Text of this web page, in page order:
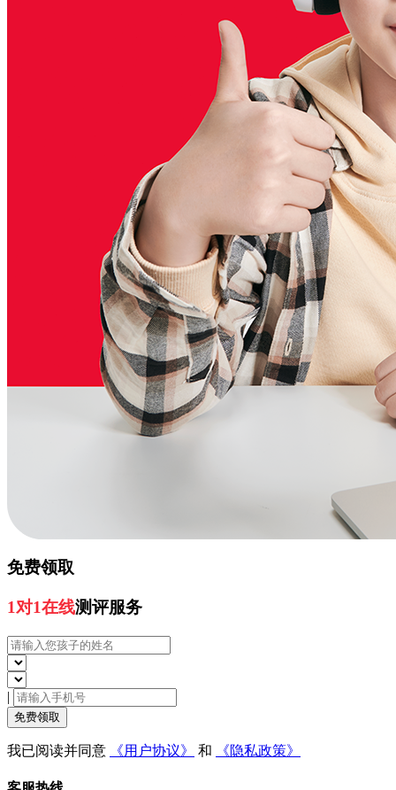
免费领取
1对1在线测评服务
|
免费领取
我已阅读并同意 《用户协议》 和 《隐私政策》